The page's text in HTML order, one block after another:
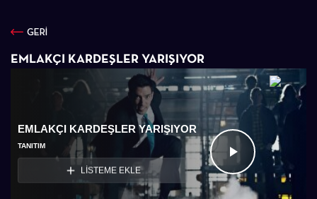
GERİ
EMLAKÇI KARDEŞLER YARIŞIYOR
Videoyu
EMLAKÇI KARDEŞLER YARIŞIYOR
TANITIM
LİSTEME EKLE